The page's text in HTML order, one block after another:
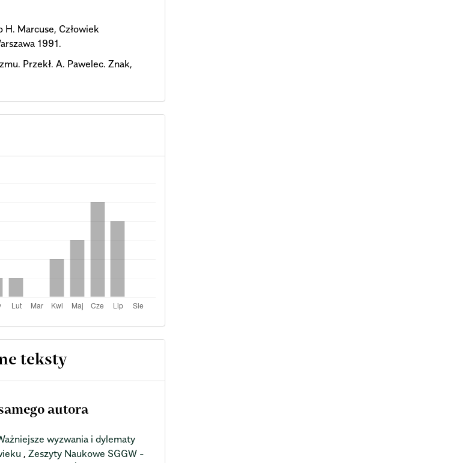
H. Marcuse, Człowiek
1991.
Przekł. A. Pawelec. Znak,
teksty
autora
wyzwania i dylematy
,Zeszyty Naukowe SGGW -